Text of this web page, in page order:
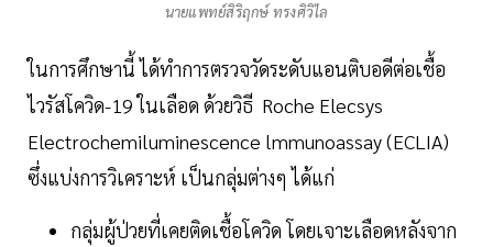
นายแพทย์สิริฤกษ์ ทรงศิวิไล
ในการศึกษานี้ ได้ทำการตรวจวัดระดับแอนติบอดีต่อเชื้อ
ไวรัสโควิด-19 ในเลือด ด้วยวิธี Roche Elecsys
Electrochemiluminescence lmmunoassay (ECLIA)
ซึ่งแบ่งการวิเคราะห์ เป็นกลุ่มต่างๆ ได้แก่
กลุ่มผู้ป่วยที่เคยติดเชื้อโควิด โดยเจาะเลือดหลังจาก